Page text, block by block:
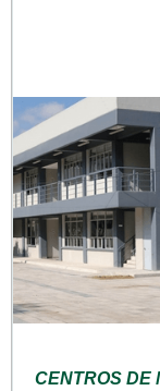
CENTROS DE